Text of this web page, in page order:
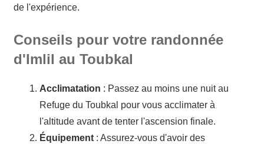
de l'expérience.
Conseils pour votre randonnée
d'Imlil au Toubkal
Acclimatation : Passez au moins une nuit au
Refuge du Toubkal pour vous acclimater à
l'altitude avant de tenter l'ascension finale.
Équipement : Assurez-vous d'avoir des